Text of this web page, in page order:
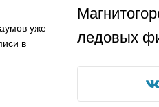
уже
в
ледовых